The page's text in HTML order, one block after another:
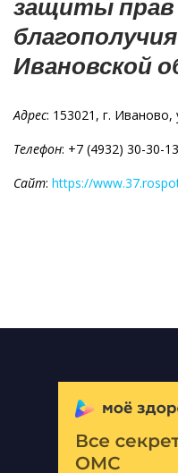
защиты
Ивановской
Адрес: 153021, г. Иваново,
Телефон: +7 (4932) 30-30-13
Сайт: https://